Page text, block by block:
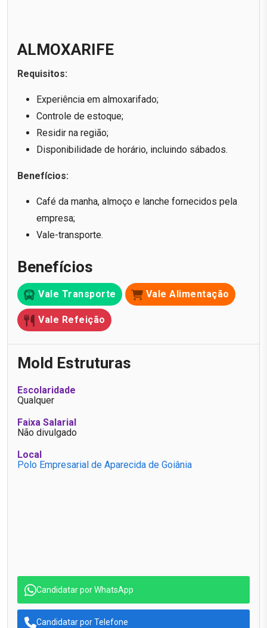
ALMOXARIFE
Requisitos:
Experiência em almoxarifado;
Controle de estoque;
Residir na região;
Disponibilidade de horário, incluindo sábados.
Benefícios:
Café da manha, almoço e lanche fornecidos pela
empresa;
Vale-transporte.
Benefícios
Vale Transporte Vale Alimentação
Vale Refeição
Mold Estruturas
Escolaridade
Qualquer
Faixa Salarial
Não divulgado
Local
Polo Empresarial de Aparecida de Goiânia
Candidatar por WhatsApp
Candidatar por Telefone